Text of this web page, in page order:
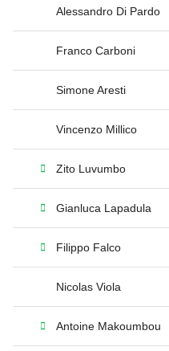
Alessandro Di Pardo
Franco Carboni
Simone Aresti
Vincenzo Millico
Zito Luvumbo
Gianluca Lapadula
Filippo Falco
Nicolas Viola
Antoine Makoumbou